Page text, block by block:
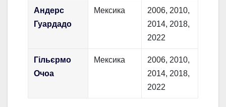
Андерс
Гуардадо
Мексика
2006, 2010,
2014, 2018,
2022
Гільєрмо
Очоа
Мексика
2006, 2010,
2014, 2018,
2022